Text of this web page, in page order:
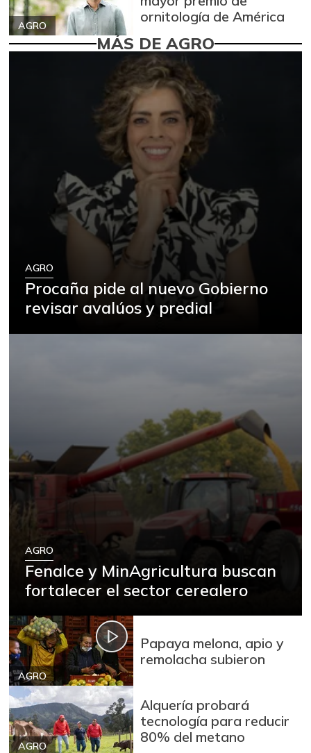
AGRO
ornitología de América
MÁS DE AGRO
AGRO
Procaña pide al nuevo Gobierno
revisar avalúos y predial
AGRO
Fenalce y MinAgricultura buscan
fortalecer el sector cerealero
AGRO
Papaya melona, apio y
remolacha subieron
AGRO
Alquería probará
tecnología para reducir
80% del metano